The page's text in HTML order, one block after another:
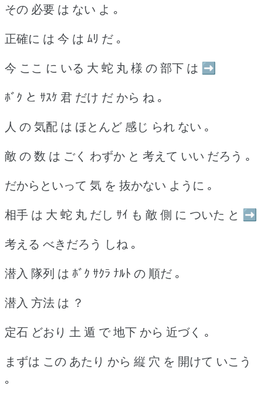
その 必要 は ない よ ｡
正確に は 今 は ﾑﾘ だ ｡
今 ここ に いる 大 蛇 丸 様 の 部下 は ➡
ﾎﾞｸ と ｻｽｹ 君 だけ だ から ね ｡
人 の 気配 は ほとんど 感じ られ ない ｡
敵 の 数 は ごく わずか と 考えて いい だろう ｡
だからといって 気 を 抜かない ように ｡
相手 は 大 蛇 丸 だし ｻｲ も 敵 側 に ついた と ➡
考える べきだろう しね ｡
潜入 隊列 は ﾎﾞｸ ｻｸﾗ ﾅﾙﾄ の 順だ ｡
潜入 方法 は ？
定石 どおり 土 遁 で 地下 から 近づく ｡
まずは この あたり から 縦 穴 を 開けて いこう
｡